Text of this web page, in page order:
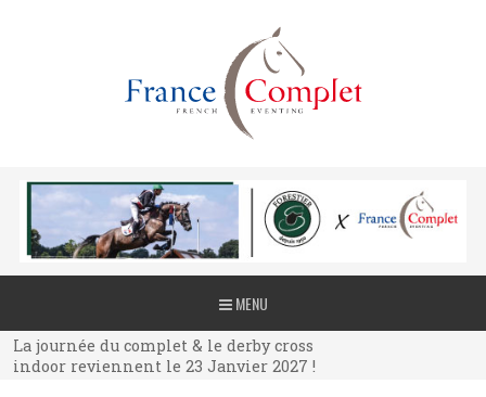
MENU
La journée du complet & le derby cross
indoor reviennent le 23 Janvier 2027 !
La journée du complet & le derby cross
indoor reviennent le 23 Janvier 2027 !